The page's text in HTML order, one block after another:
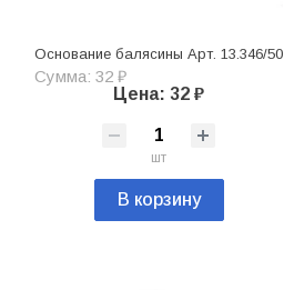
Основание балясины Арт. 13.346/50
Сумма: 32 ₽
Цена: 32 ₽
шт
В корзину